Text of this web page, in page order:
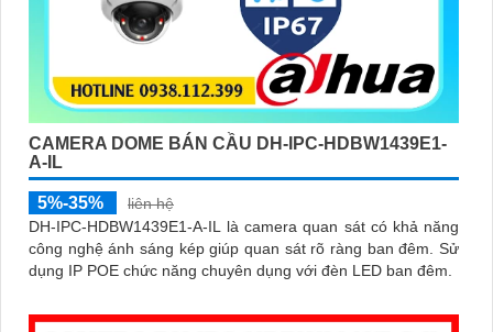
CAMERA DOME BÁN CẦU DH-IPC-HDBW1439E1-
A-IL
5%-35%
liên hệ
DH-IPC-HDBW1439E1-A-IL là camera quan sát có khả năng
công nghệ ánh sáng kép giúp quan sát rõ ràng ban đêm. Sử
dụng IP POE chức năng chuyên dụng với đèn LED ban đêm.